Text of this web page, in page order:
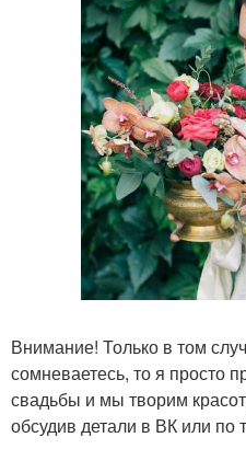
Внимание! Только в том
сомневаетесь, то я просто
свадьбы и мы творим
обсудив детали в ВК или по